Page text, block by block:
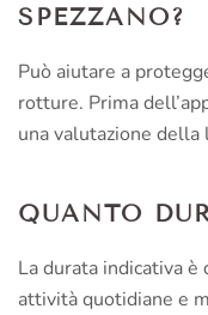
SPEZZANO?
Può aiutare a
rotture. Prima
una valutazione della
QUANTO
La durata indicativa
attività quotidiane e